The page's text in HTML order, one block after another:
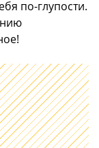
по-глупости.